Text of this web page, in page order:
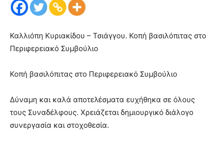
Καλλιόπη Κυριακίδου – Τσιάγγου. Κοπή βασιλόπιτας στο
Περιφερειακό Συμβούλιο
Κοπή βασιλόπιτας στο Περιφερειακό Συμβούλιο
Δύναμη και καλά αποτελέσματα ευχήθηκα σε όλους
τους Συναδέλφους. Χρειάζεται δημιουργικό διάλογο
συνεργασία και στοχοθεσία.